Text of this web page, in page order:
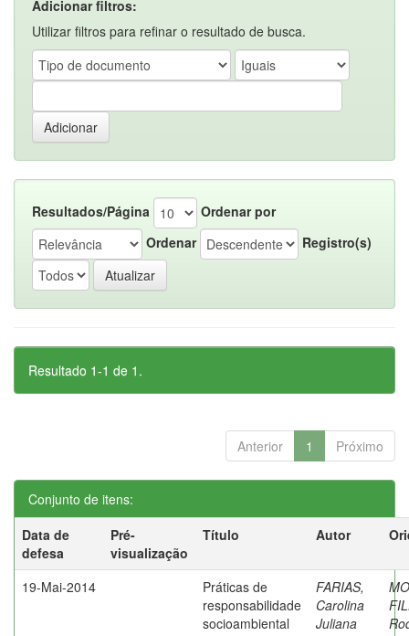
Adicionar filtros:
Utilizar filtros para refinar o resultado de busca.
Resultados/Página
Ordenar por
Ordenar
Registro(s)
Resultado 1-1 de 1.
Anterior 1 Próximo
Conjunto de itens:
Data de
defesa
Pré-
visualização
Título Autor
19-Mai-2014
Práticas de
responsabilidade
socioambiental
FARIAS,
Carolina
Juliana